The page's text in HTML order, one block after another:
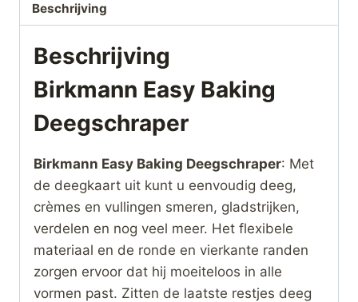
Beschrijving
Beschrijving
Birkmann Easy Baking
Deegschraper
Birkmann Easy Baking Deegschraper: Met
de deegkaart uit kunt u eenvoudig deeg,
crèmes en vullingen smeren, gladstrijken,
verdelen en nog veel meer. Het flexibele
materiaal en de ronde en vierkante randen
zorgen ervoor dat hij moeiteloos in alle
vormen past. Zitten de laatste restjes deeg